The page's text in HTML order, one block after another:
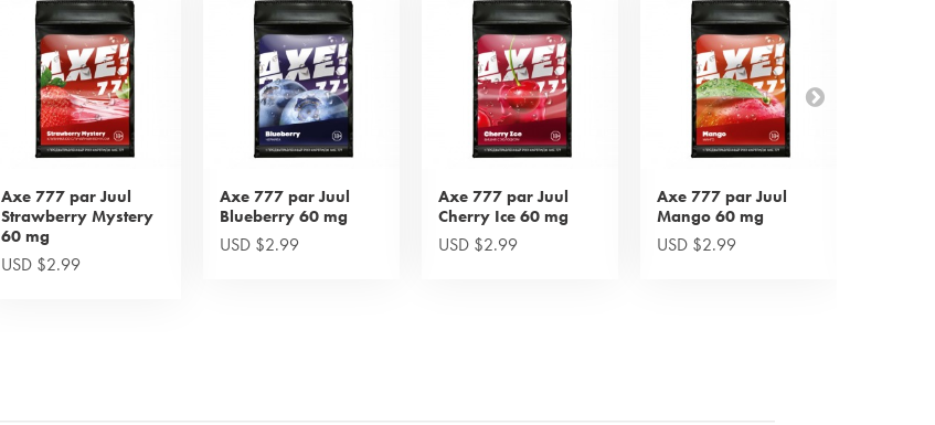
Axe 777 par Juul
Strawberry Mystery
60 mg
USD $2.99
Axe 777 par Juul
Blueberry 60 mg
USD $2.99
Axe 777 par Juul
Cherry Ice 60 mg
USD $2.99
Axe 777 par Juul
Mango 60 mg
USD $2.99